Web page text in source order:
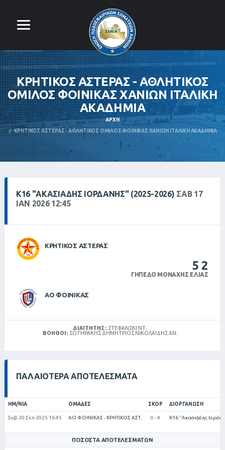
ΚΡΗΤΙΚΟΣ ΑΣΤΕΡΑΣ - ΑΘΛΗΤΙΚΟΣ
ΟΜΙΛΟΣ ΦΟΙΝΙΚΑΣ ΧΑΝΙΩΝ ΙΤΑΛΙΚΗ
ΑΚΑΔΗΜΙΑ
ΑΡΧΉ
ΚΡΗΤΙΚΟΣ ΑΣΤΕΡΑΣ - ΑΘΛΗΤΙΚΟΣ ΟΜΙΛΟΣ ΦΟΙΝΙΚΑΣ ΧΑΝΙΩΝ ΙΤΑΛΙΚΗ ΑΚΑΔΗΜΙΑ
Κ16 "ΑΚΑΣΙΆΔΗΣ ΙΟΡΔΆΝΗΣ" (2025-2026) ΣΑΒ 17
ΙΑΝ 2026 12:45
ΚΡΗΤΙΚΟΣ ΑΣΤΕΡΑΣ
52
ΓΉΠΕΔΟ ΜΟΝΑΧΉΣ ΕΛΙΆΣ
ΑΟ ΦΟΙΝΙΚΑΣ
ΔΙΑΙΤΗΤΉΣ: ΣΤΕΦΑΝΣΚΙ ΝΤ.
ΒΟΗΘΟΊ: ΣΩΤΗΡΑΚΗΣ ΔΗΜΗΤΡΙΟΣ ΝΙΚΟΛΑΪΔΗΣ ΑΝ.
ΠΑΛΑΙΌΤΕΡΑ ΑΠΟΤΕΛΈΣΜΑΤΑ
ΗΜ/ΝΊΑ ΟΜΆΔΕΣ ΣΚΟΡ ΔΙΟΡΓΆΝΩΣΗ
Σαβ 20 Σεπ 2025 16:45 ΑΟ ΦΟΙΝΙΚΑΣ - ΚΡΗΤΙΚΟΣ ΑΣΤ. 0 - 4 Κ16 "Ακασιάδης
ΠΟΣΟΣΤΆ ΑΠΟΤΕΛΕΣΜΆΤΩΝ